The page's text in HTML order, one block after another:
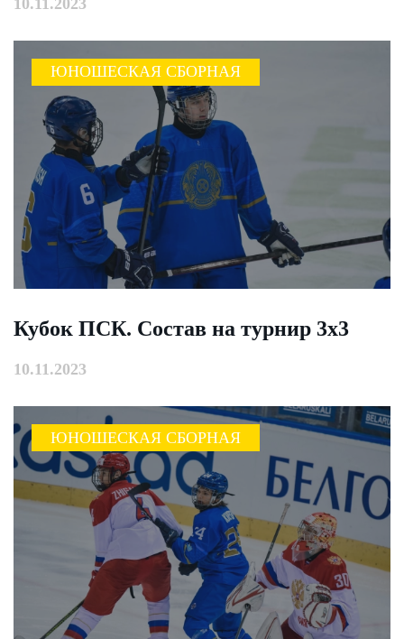
ЮНОШЕСКАЯ СБОРНАЯ
Кубок ПСК. Состав на турнир 3х3
10.11.2023
ЮНОШЕСКАЯ СБОРНАЯ